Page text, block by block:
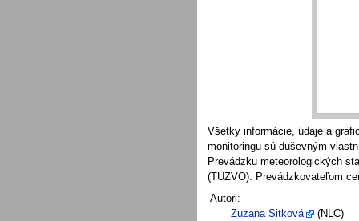
Všetky informácie, údaje a
monitoringu sú duševným
Prevádzku meteorologických
(TUZVO). Prevádzkovateľom
Autori:
Zuzana Sitková
(NLC)